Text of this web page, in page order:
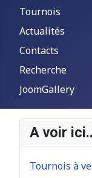
Tournois
Actualités
Contacts
Recherche
JoomGallery
A voir
Tournois à